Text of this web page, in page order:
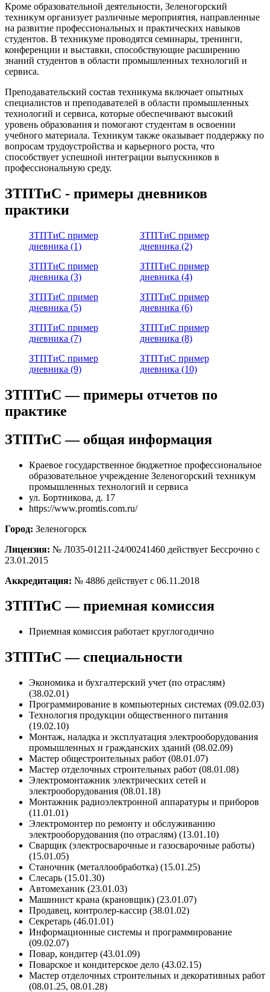
Кроме образовательной деятельности, Зеленогорский
техникум организует различные мероприятия, направленные
на развитие профессиональных и практических навыков
студентов. В техникуме проводятся семинары, тренинги,
конференции и выставки, способствующие расширению
знаний студентов в области промышленных технологий и
сервиса.
Преподавательский состав техникума включает опытных
специалистов и преподавателей в области промышленных
технологий и сервиса, которые обеспечивают высокий
уровень образования и помогают студентам в освоении
учебного материала. Техникум также оказывает поддержку по
вопросам трудоустройства и карьерного роста, что
способствует успешной интеграции выпускников в
профессиональную среду.
ЗТПТиС - примеры дневников
практики
ЗТПТиС пример
дневника (1)
ЗТПТиС пример
дневника (2)
ЗТПТиС пример
дневника (3)
ЗТПТиС пример
дневника (4)
ЗТПТиС пример
дневника (5)
ЗТПТиС пример
дневника (6)
ЗТПТиС пример
дневника (7)
ЗТПТиС пример
дневника (8)
ЗТПТиС пример
дневника (9)
ЗТПТиС пример
дневника (10)
ЗТПТиС — примеры отчетов по
практике
ЗТПТиС — общая информация
Краевое государственное бюджетное профессиональное
образовательное учреждение Зеленогорский техникум
промышленных технологий и сервиса
ул. Бортникова, д. 17
https://www.promtis.com.ru/
Город: Зеленогорск
Лицензия: № Л035-01211-24/00241460 действует Бессрочно с
23.01.2015
Аккредитация: № 4886 действует с 06.11.2018
ЗТПТиС — приемная комиссия
Приемная комиссия работает круглогодично
ЗТПТиС — специальности
Экономика и бухгалтерский учет (по отраслям)
(38.02.01)
Программирование в компьютерных системах (09.02.03)
Технология продукции общественного питания
(19.02.10)
Монтаж, наладка и эксплуатация электрооборудования
промышленных и гражданских зданий (08.02.09)
Мастер общестроительных работ (08.01.07)
Мастер отделочных строительных работ (08.01.08)
Электромонтажник электрических сетей и
электрооборудования (08.01.18)
Монтажник радиоэлектронной аппаратуры и приборов
(11.01.01)
Электромонтер по ремонту и обслуживанию
электрооборудования (по отраслям) (13.01.10)
Сварщик (электросварочные и газосварочные работы)
(15.01.05)
Станочник (металлообработка) (15.01.25)
Слесарь (15.01.30)
Автомеханик (23.01.03)
Машинист крана (крановщик) (23.01.07)
Продавец, контролер-кассир (38.01.02)
Секретарь (46.01.01)
Информационные системы и программирование
(09.02.07)
Повар, кондитер (43.01.09)
Поварское и кондитерское дело (43.02.15)
Мастер отделочных строительных и декоративных работ
(08.01.25, 08.01.28)